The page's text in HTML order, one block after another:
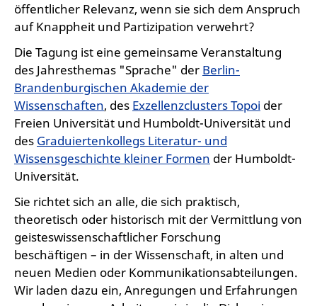
öffentlicher Relevanz, wenn sie sich dem Anspruch
auf Knappheit und Partizipation verwehrt?
Die Tagung ist eine gemeinsame Veranstaltung
des Jahresthemas "Sprache" der Berlin-
Brandenburgischen Akademie der
Wissenschaften, des Exzellenzclusters Topoi der
Freien Universität und Humboldt-Universität und
des Graduiertenkollegs Literatur- und
Wissensgeschichte kleiner Formen der Humboldt-
Universität.
Sie richtet sich an alle, die sich praktisch,
theoretisch oder historisch mit der Vermittlung von
geisteswissenschaftlicher Forschung
beschäftigen – in der Wissenschaft, in alten und
neuen Medien oder Kommunikationsabteilungen.
Wir laden dazu ein, Anregungen und Erfahrungen